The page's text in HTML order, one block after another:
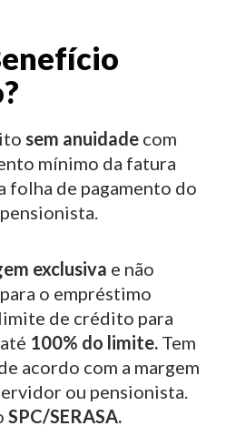
sem anuidade com
mínimo da fatura
de pagamento do
exclusiva e não
o empréstimo
de crédito para
100% do limite. Tem
acordo com a margem
ou pensionista.
SPC/SERASA.